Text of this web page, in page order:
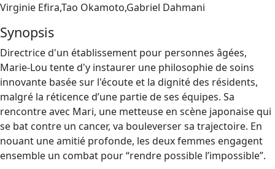
Virginie Efira,Tao Okamoto,Gabriel Dahmani
Synopsis
Directrice d'un établissement pour personnes âgées,
Marie-Lou tente d'y instaurer une philosophie de soins
innovante basée sur l'écoute et la dignité des résidents,
malgré la réticence d’une partie de ses équipes. Sa
rencontre avec Mari, une metteuse en scène japonaise qui
se bat contre un cancer, va bouleverser sa trajectoire. En
nouant une amitié profonde, les deux femmes engagent
ensemble un combat pour “rendre possible l’impossible”.